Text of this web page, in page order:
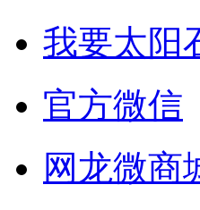
我要太阳
官方微信
网龙微商